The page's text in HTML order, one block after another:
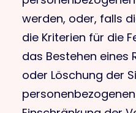
werden, oder, falls
die Kriterien für die
das Bestehen eines
oder Löschung der